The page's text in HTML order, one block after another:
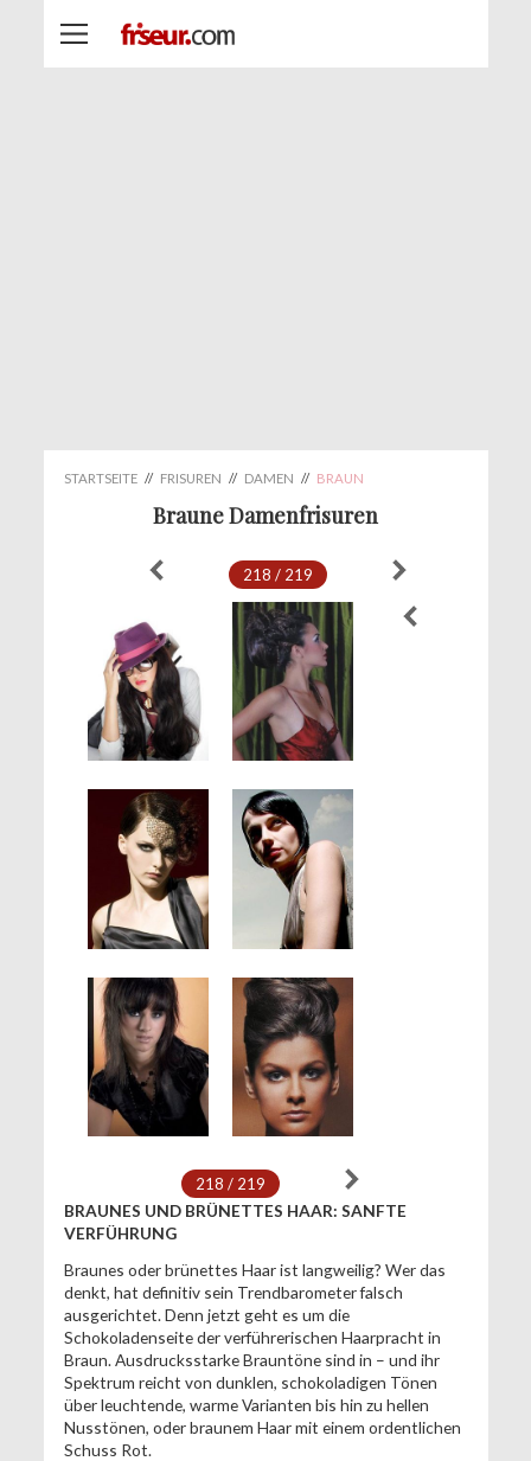
STARTSEITE // FRISUREN // DAMEN // BRAUN
Braune Damenfrisuren
218 / 219
218 / 219
BRAUNES UND BRÜNETTES HAAR: SANFTE
VERFÜHRUNG
Braunes oder brünettes Haar ist langweilig? Wer das
denkt, hat definitiv sein Trendbarometer falsch
ausgerichtet. Denn jetzt geht es um die
Schokoladenseite der verführerischen Haarpracht in
Braun. Ausdrucksstarke Brauntöne sind in – und ihr
Spektrum reicht von dunklen, schokoladigen Tönen
über leuchtende, warme Varianten bis hin zu hellen
Nusstönen, oder braunem Haar mit einem ordentlichen
Schuss Rot.